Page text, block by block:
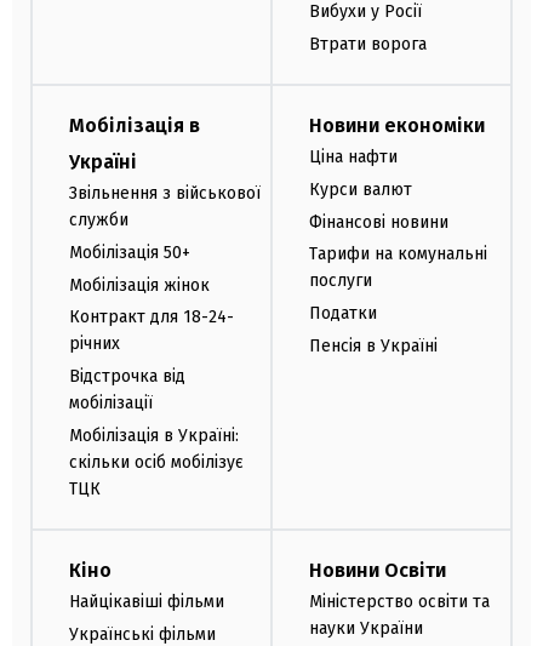
Вибухи у Росії
Втрати ворога
Мобілізація в
Україні
Звільнення з військової
служби
Мобілізація 50+
Мобілізація жінок
Контракт для 18-24-
річних
Відстрочка від
мобілізації
Мобілізація в Україні:
скільки осіб мобілізує
ТЦК
Новини економіки
Ціна нафти
Курси валют
Фінансові новини
Тарифи на комунальні
послуги
Податки
Пенсія в Україні
Кіно
Найцікавіші фільми
Українські фільми
Новини Освіти
Міністерство освіти та
науки України